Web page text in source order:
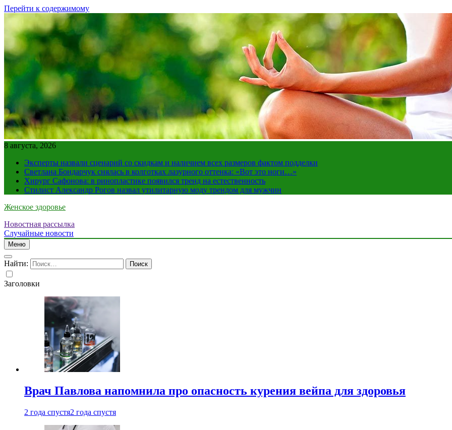
Перейти к содержимому
8 августа, 2026
Эксперты назвали сценарий со скидкам и наличием всех размеров фактом подделки
Светлана Бондарчук снялась в колготках лазурного оттенка: «Вот это ноги…»
Хирург Сафонова: в ринопластике появился тренд на естественность
Стилист Александр Рогов назвал утилитарную моду трендом для мужчин
Женское здоровье
Новостная рассылка
Случайные новости
Меню
Найти:
Заголовки
Врач Павлова напомнила про опасность курения вейпа для здоровья
2 года спустя2 года спустя